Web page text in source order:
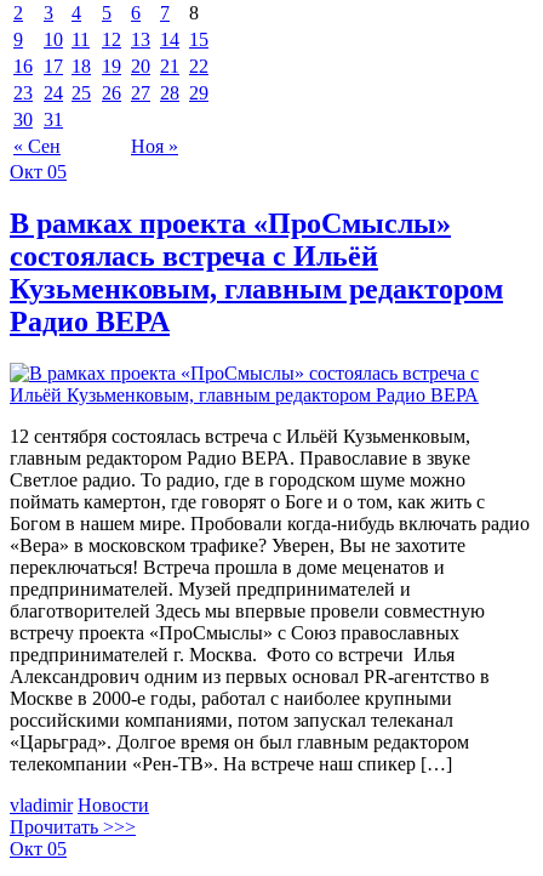
« Сен Ноя »
2
3 4 5 6 7
8
9
10 11 12 13 14 15
16 17 18 19 20 21
22
23 24 25 26 27 28 29
30 31
Окт 05
В рамках проекта «ПроСмыслы»
состоялась встреча с Ильёй
Кузьменковым, главным редактором
Радио ВЕРА
12 сентября состоялась встреча с Ильёй Кузьменковым,
главным редактором Радио ВЕРА. Православие в звуке
Светлое радио. То радио, где в городском шуме можно
поймать камертон, где говорят о Боге и о том, как жить с
Богом в нашем мире. Пробовали когда-нибудь включать радио
«Вера» в московском трафике? Уверен, Вы не захотите
переключаться! Встреча прошла в доме меценатов и
предпринимателей. Музей предпринимателей и
благотворителей Здесь мы впервые провели совместную
встречу проекта «ПроСмыслы» с Союз православных
предпринимателей г. Москва. Фото со встречи Илья
Александрович одним из первых основал PR-агентство в
Москве в 2000-е годы, работал с наиболее крупными
российскими компаниями, потом запускал телеканал
«Царьград». Долгое время он был главным редактором
телекомпании «Рен-ТВ». На встрече наш спикер […]
vladimir Новости
Прочитать >>>
Окт 05